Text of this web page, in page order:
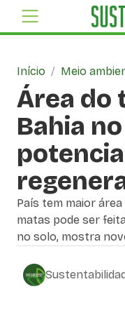
Início / Meio
Área do
Bahia
País tem maior
matas pode ser
no solo, mostra